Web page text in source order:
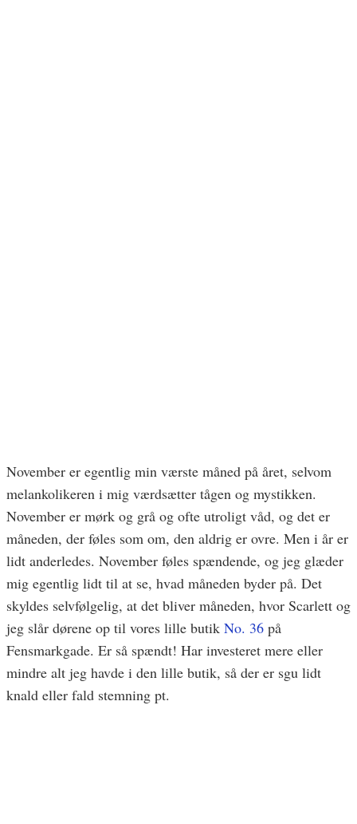
November er egentlig min værste måned på året, selvom
melankolikeren i mig værdsætter tågen og mystikken.
November er mørk og grå og ofte utroligt våd, og det er
måneden, der føles som om, den aldrig er ovre. Men i år er
lidt anderledes. November føles spændende, og jeg glæder
mig egentlig lidt til at se, hvad måneden byder på. Det
skyldes selvfølgelig, at det bliver måneden, hvor Scarlett og
jeg slår dørene op til vores lille butik No. 36 på
Fensmarkgade. Er så spændt! Har investeret mere eller
mindre alt jeg havde i den lille butik, så der er sgu lidt
knald eller fald stemning pt.